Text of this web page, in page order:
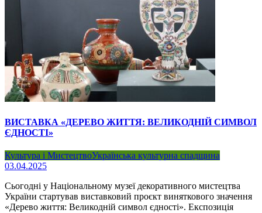
ВИСТАВКА «ДЕРЕВО ЖИТТЯ: ВЕЛИКОДНІЙ СИМВОЛ
ЄДНОСТІ»
Культура і МистецтвоУкраїнська культурна спадщина
03.04.2025
Сьогодні у Національному музеї декоративного мистецтва
України стартував виставковий проєкт виняткового значення
«Дерево життя: Великодній символ єдності». Експозиція